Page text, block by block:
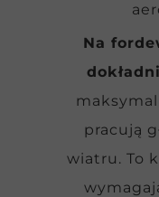
Na
pracują
wiatru. To